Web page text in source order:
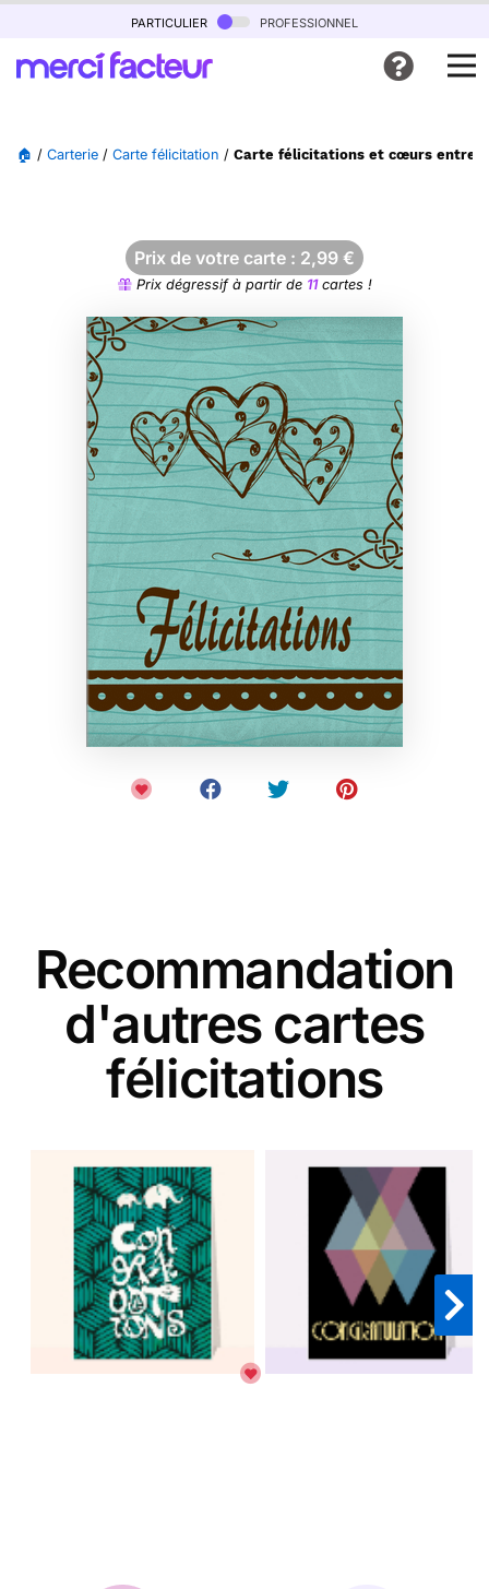
particulier professionnel
🏠 / Carterie / Carte félicitation / Carte félicitations et cœurs
Prix de votre carte : 2,99 €
Prix dégressif à partir de 11cartes !
Recommandation
d'autres cartes
félicitations